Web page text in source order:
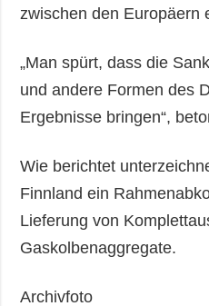
zwischen den Europäern
„Man spürt, dass die
und andere Formen des
Ergebnisse bringen“,
Wie berichtet
Finnland ein
Lieferung von
Gaskolbenaggregate.
Archivfoto